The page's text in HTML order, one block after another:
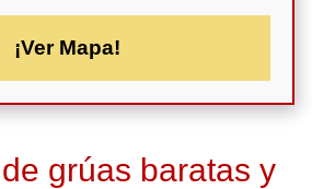
¡Ver Mapa!
grúas baratas y